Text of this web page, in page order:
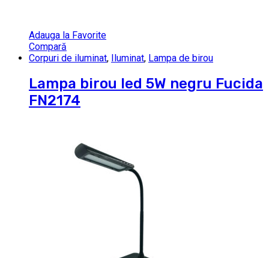
Adauga la Favorite
Compară
Corpuri de iluminat, Iluminat, Lampa de birou
Lampa birou led 5W negru Fucida
FN2174